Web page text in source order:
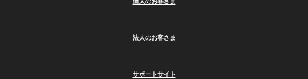
個人のお客さま
法人のお客さま
サポートサイト